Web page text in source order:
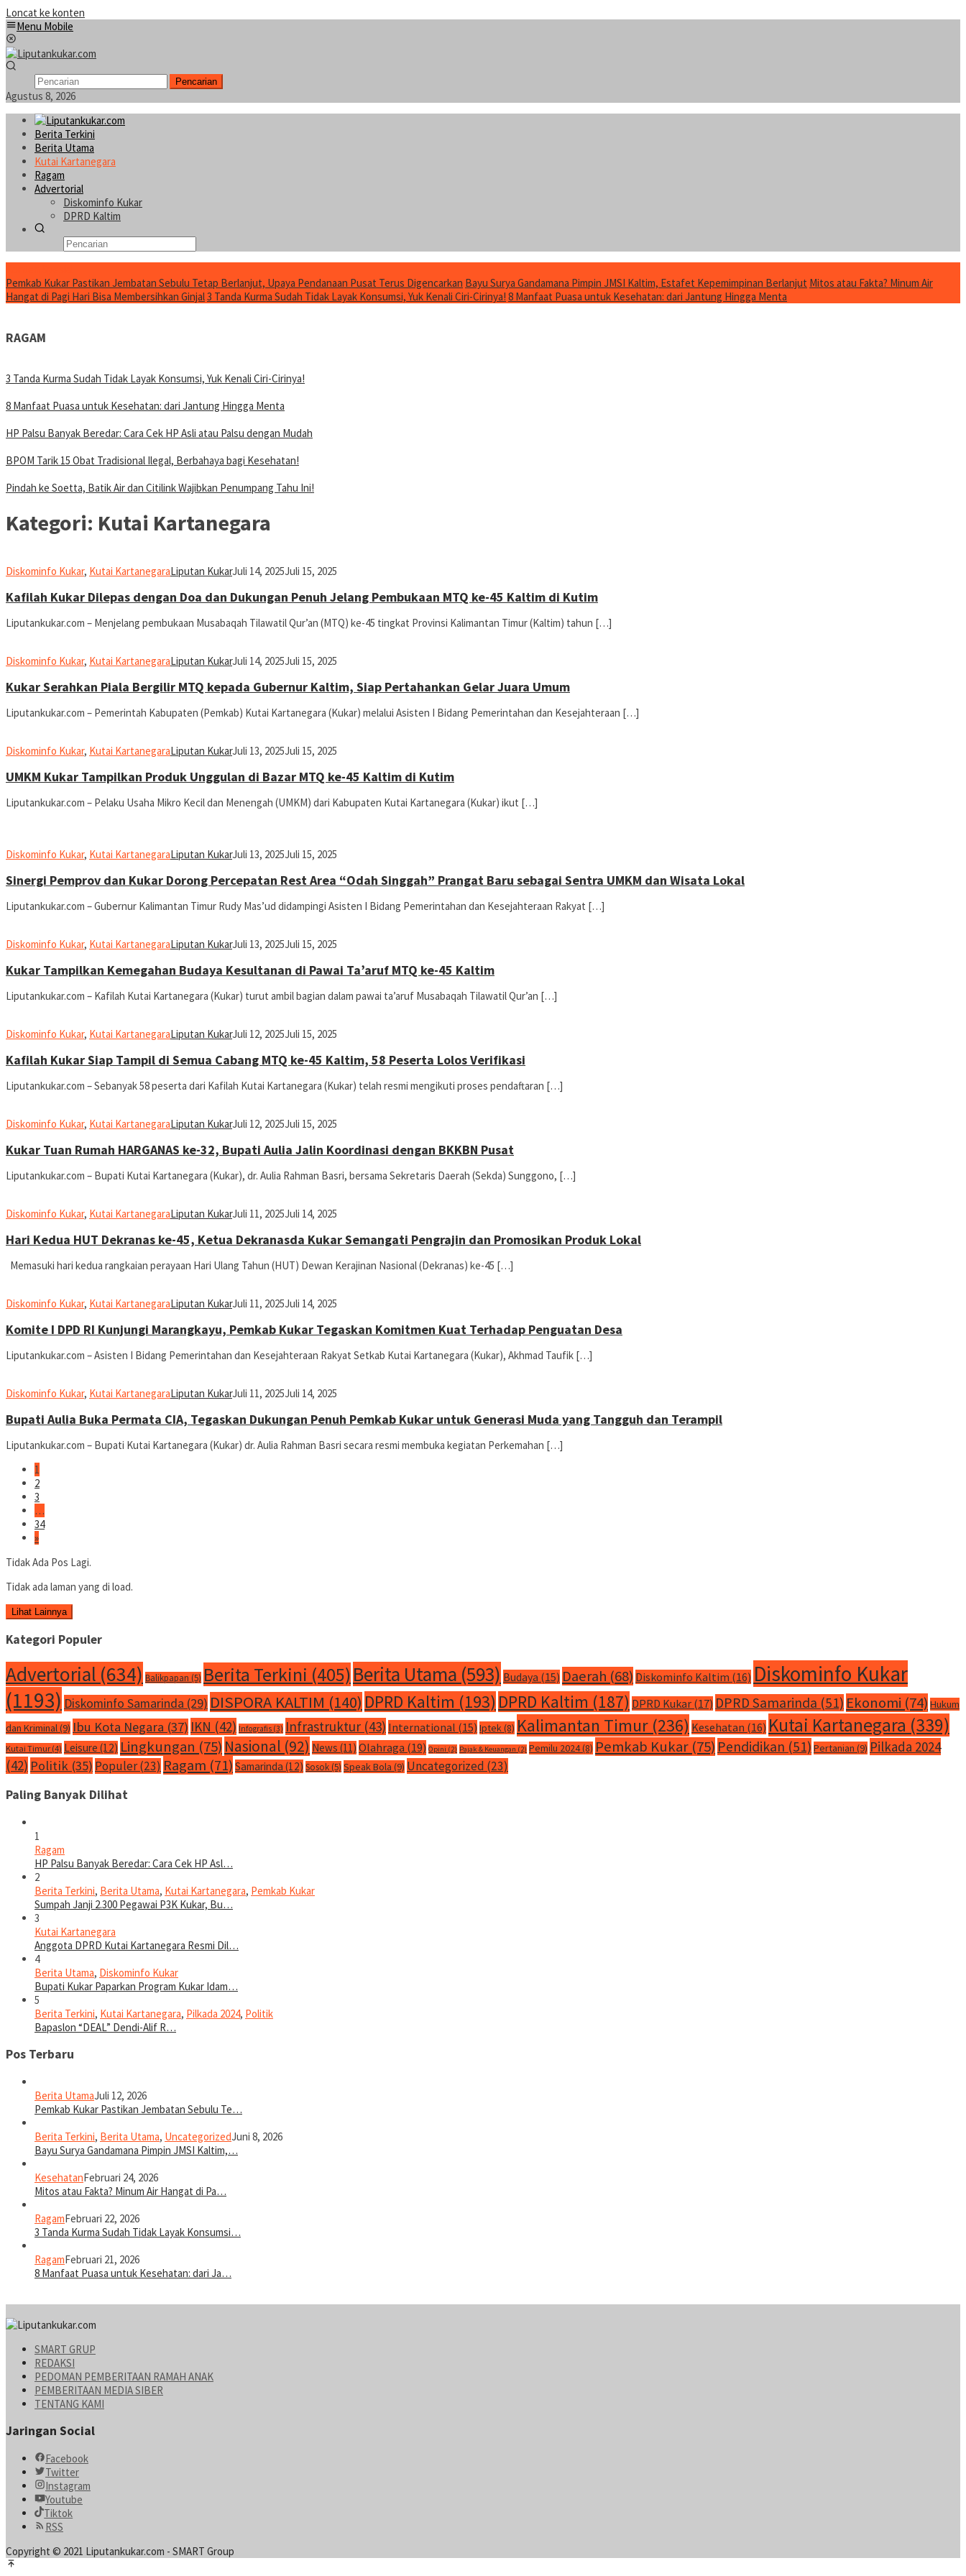
Loncat ke konten
Menu Mobile
Pencarian
Agustus 8, 2026
Berita Terkini
Berita Utama
Kutai Kartanegara
Ragam
Advertorial
Diskominfo Kukar
DPRD Kaltim
Pemkab Kukar Pastikan Jembatan Sebulu Tetap Berlanjut, Upaya Pendanaan Pusat Terus Digencarkan Bayu Surya Gandamana Pimpin JMSI Kaltim, Estafet Kepemimpinan Berlanjut Mitos atau Fakta? Minum Air
Hangat di Pagi Hari Bisa Membersihkan Ginjal3 Tanda Kurma Sudah Tidak Layak Konsumsi, Yuk Kenali Ciri-Cirinya! 8 Manfaat Puasa untuk Kesehatan: dari Jantung Hingga Menta
RAGAM
3 Tanda Kurma Sudah Tidak Layak Konsumsi, Yuk Kenali Ciri-Cirinya!
8 Manfaat Puasa untuk Kesehatan: dari Jantung Hingga Menta
HP Palsu Banyak Beredar: Cara Cek HP Asli atau Palsu dengan Mudah
BPOM Tarik 15 Obat Tradisional Ilegal, Berbahaya bagi Kesehatan!
Pindah ke Soetta, Batik Air dan Citilink Wajibkan Penumpang Tahu Ini!
Kategori: Kutai Kartanegara
Diskominfo Kukar, Kutai KartanegaraLiputan KukarJuli 14, 2025Juli 15, 2025
Kafilah Kukar Dilepas dengan Doa dan Dukungan Penuh Jelang Pembukaan MTQ ke-45 Kaltim di Kutim
Liputankukar.com – Menjelang pembukaan Musabaqah Tilawatil Qur’an (MTQ) ke-45 tingkat Provinsi Kalimantan Timur (Kaltim) tahun […]
Diskominfo Kukar, Kutai KartanegaraLiputan KukarJuli 14, 2025Juli 15, 2025
Kukar Serahkan Piala Bergilir MTQ kepada Gubernur Kaltim, Siap Pertahankan Gelar Juara Umum
Liputankukar.com – Pemerintah Kabupaten (Pemkab) Kutai Kartanegara (Kukar) melalui Asisten I Bidang Pemerintahan dan Kesejahteraan […]
Diskominfo Kukar, Kutai KartanegaraLiputan KukarJuli 13, 2025Juli 15, 2025
UMKM Kukar Tampilkan Produk Unggulan di Bazar MTQ ke-45 Kaltim di Kutim
Liputankukar.com – Pelaku Usaha Mikro Kecil dan Menengah (UMKM) dari Kabupaten Kutai Kartanegara (Kukar) ikut […]
Diskominfo Kukar, Kutai KartanegaraLiputan KukarJuli 13, 2025Juli 15, 2025
Sinergi Pemprov dan Kukar Dorong Percepatan Rest Area “Odah Singgah” Prangat Baru sebagai Sentra UMKM dan Wisata Lokal
Liputankukar.com – Gubernur Kalimantan Timur Rudy Mas’ud didampingi Asisten I Bidang Pemerintahan dan Kesejahteraan Rakyat […]
Diskominfo Kukar, Kutai KartanegaraLiputan KukarJuli 13, 2025Juli 15, 2025
Kukar Tampilkan Kemegahan Budaya Kesultanan di Pawai Ta’aruf MTQ ke-45 Kaltim
Liputankukar.com – Kafilah Kutai Kartanegara (Kukar) turut ambil bagian dalam pawai ta’aruf Musabaqah Tilawatil Qur’an […]
Diskominfo Kukar, Kutai KartanegaraLiputan KukarJuli 12, 2025Juli 15, 2025
Kafilah Kukar Siap Tampil di Semua Cabang MTQ ke-45 Kaltim, 58 Peserta Lolos Verifikasi
Liputankukar.com – Sebanyak 58 peserta dari Kafilah Kutai Kartanegara (Kukar) telah resmi mengikuti proses pendaftaran […]
Diskominfo Kukar, Kutai KartanegaraLiputan KukarJuli 12, 2025Juli 15, 2025
Kukar Tuan Rumah HARGANAS ke-32, Bupati Aulia Jalin Koordinasi dengan BKKBN Pusat
Liputankukar.com – Bupati Kutai Kartanegara (Kukar), dr. Aulia Rahman Basri, bersama Sekretaris Daerah (Sekda) Sunggono, […]
Diskominfo Kukar, Kutai KartanegaraLiputan KukarJuli 11, 2025Juli 14, 2025
Hari Kedua HUT Dekranas ke-45, Ketua Dekranasda Kukar Semangati Pengrajin dan Promosikan Produk Lokal
Memasuki hari kedua rangkaian perayaan Hari Ulang Tahun (HUT) Dewan Kerajinan Nasional (Dekranas) ke-45 […]
Diskominfo Kukar, Kutai KartanegaraLiputan KukarJuli 11, 2025Juli 14, 2025
Komite I DPD RI Kunjungi Marangkayu, Pemkab Kukar Tegaskan Komitmen Kuat Terhadap Penguatan Desa
Liputankukar.com – Asisten I Bidang Pemerintahan dan Kesejahteraan Rakyat Setkab Kutai Kartanegara (Kukar), Akhmad Taufik […]
Diskominfo Kukar, Kutai KartanegaraLiputan KukarJuli 11, 2025Juli 14, 2025
Bupati Aulia Buka Permata CIA, Tegaskan Dukungan Penuh Pemkab Kukar untuk Generasi Muda yang Tangguh dan Terampil
Liputankukar.com – Bupati Kutai Kartanegara (Kukar) dr. Aulia Rahman Basri secara resmi membuka kegiatan Perkemahan […]
1
2
3
…
34
»
Tidak Ada Pos Lagi.
Tidak ada laman yang di load.
Lihat Lainnya
Kategori Populer
Advertorial (634) Balikpapan (5) Berita Terkini (405)Berita Utama (593) Budaya (15) Daerah (68) Diskominfo Kaltim (16) Diskominfo Kukar
(1193) Diskominfo Samarinda (29) DISPORA KALTIM (140) DPRD Kaltim (193) DPRD Kaltim (187) DPRD Kukar (17) DPRD Samarinda (51) Ekonomi (74) Hukum
dan Kriminal(9) Ibu Kota Negara (37) IKN (42) Infografis (3) Infrastruktur (43) International (15) Iptek(8) Kalimantan Timur (236) Kesehatan (16) Kutai Kartanegara (339)
Kutai Timur (4) Leisure (12) Lingkungan (75) Nasional (92) News (11) Olahraga (19) Opini (2) Pajak & Keuangan (2) Pemilu 2024(8) Pemkab Kukar (75) Pendidikan (51) Pertanian (9) Pilkada 2024
(42) Politik (35) Populer(23) Ragam (71) Samarinda (12) Sosok(5) Speak Bola (9) Uncategorized (23)
Paling Banyak Dilihat
1
Ragam
HP Palsu Banyak Beredar: Cara Cek HP Asl…
2
Berita Terkini, Berita Utama, Kutai Kartanegara, Pemkab Kukar
Sumpah Janji 2.300 Pegawai P3K Kukar, Bu…
3
Kutai Kartanegara
Anggota DPRD Kutai Kartanegara Resmi Dil…
4
Berita Utama, Diskominfo Kukar
Bupati Kukar Paparkan Program Kukar Idam…
5
Berita Terkini, Kutai Kartanegara, Pilkada 2024, Politik
Bapaslon “DEAL” Dendi-Alif R…
Pos Terbaru
Berita UtamaJuli 12, 2026
Pemkab Kukar Pastikan Jembatan Sebulu Te…
Berita Terkini, Berita Utama, UncategorizedJuni 8, 2026
Bayu Surya Gandamana Pimpin JMSI Kaltim,…
KesehatanFebruari 24, 2026
Mitos atau Fakta? Minum Air Hangat di Pa…
RagamFebruari 22, 2026
3 Tanda Kurma Sudah Tidak Layak Konsumsi…
RagamFebruari 21, 2026
8 Manfaat Puasa untuk Kesehatan: dari Ja…
SMART GRUP
REDAKSI
PEDOMAN PEMBERITAAN RAMAH ANAK
PEMBERITAAN MEDIA SIBER
TENTANG KAMI
Jaringan Social
Facebook
Twitter
Instagram
Youtube
Tiktok
RSS
Copyright © 2021 Liputankukar.com - SMART Group